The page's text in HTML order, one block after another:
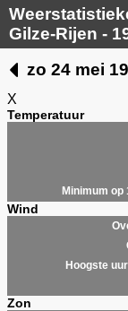
Gilze-Rijen -
zo 24 mei
X
Temperatuur
Minimum op
Wind
Hoogste
Zon